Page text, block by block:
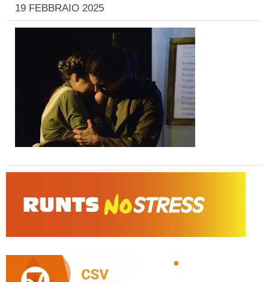
19 FEBBRAIO 2025